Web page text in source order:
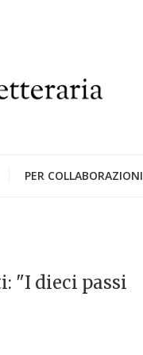
PER COLLABORAZIONI
"I dieci passi